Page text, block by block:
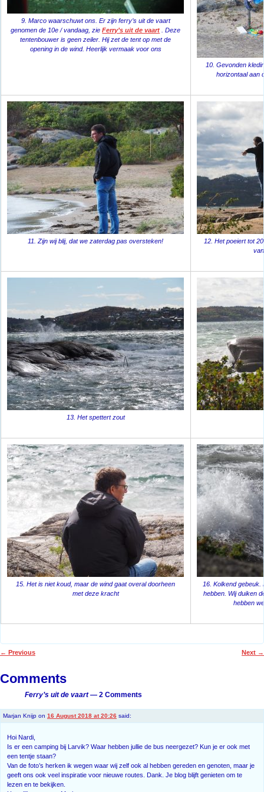
9. Marco waarschuwt ons. Er zijn ferry’s uit de vaart
genomen de 10e / vandaag, zieFerry’s uit de vaart . Deze
tentenbouwer is geen zeiler. Hij zet de tent op met de
opening in de wind. Heerlijk vermaak voor ons
10. Gevonden
horizontaal aan
11. Zijn wij blij, dat we zaterdag pas oversteken!
12. Het poeiert tot
13. Het spettert zout
15. Het is niet koud, maar de wind gaat overal doorheen
met deze kracht
16. Kolkend
hebben. Wij duiken
hebben
← Previous Next →
Comments
Ferry’s uit de vaart— 2 Comments
Marjan Knijp on 16 August 2018 at 20:26 said:
Hoi Nardi,
Is er een camping bij Larvik? Waar hebben jullie de bus neergezet? Kun je er ook met
een tentje staan?
Van de foto’s herken ik wegen waar wij zelf ook al hebben gereden en genoten, maar je
geeft ons ook veel inspiratie voor nieuwe routes. Dank. Je blog blijft genieten om te
lezen en te bekijken.